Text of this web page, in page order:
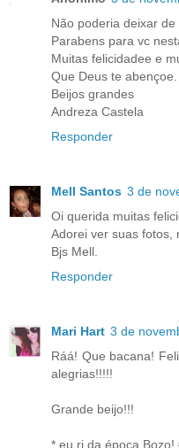
Não poderia deixar
Parabens para vc
Muitas felicidadee e
Que Deus te abençoe.
Beijos grandes
Andreza Castela
Responder
Mell Santos 3 de
Oi querida muitas
Adorei ver suas fotos,
Bjs Mell.
Responder
Mari Hart 3 de
Ráá! Que bacana!
alegrias!!!!!
Grande beijo!!!
* eu ri da época Bozo!